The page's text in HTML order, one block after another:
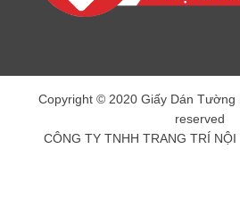
Copyright © 2020 Giấy Dán Tường
reserved
CÔNG TY TNHH TRANG TRÍ